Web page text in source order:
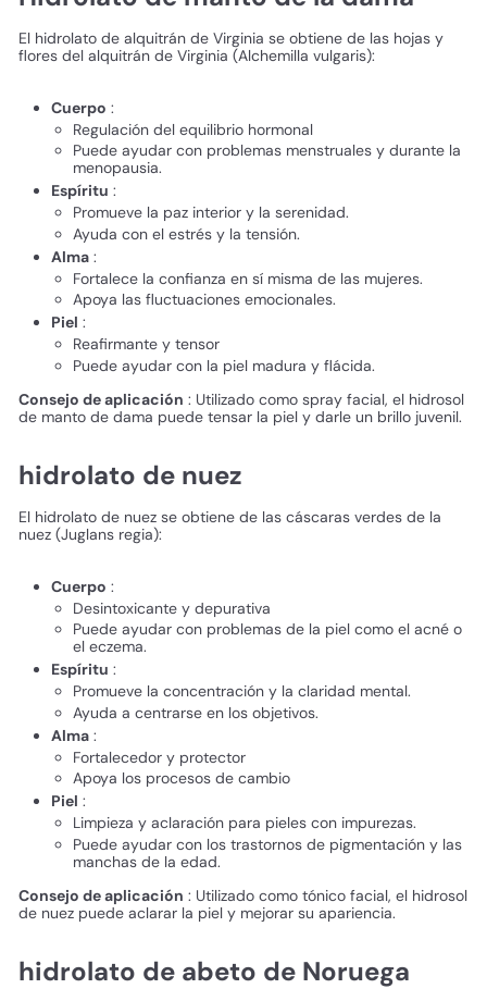
El hidrolato de alquitrán de Virginia se obtiene de las hojas y
flores del alquitrán de Virginia (Alchemilla vulgaris):
Cuerpo :
Regulación del equilibrio hormonal
Puede ayudar con problemas menstruales y durante la
menopausia.
Espíritu :
Promueve la paz interior y la serenidad.
Ayuda con el estrés y la tensión.
Alma :
Fortalece la confianza en sí misma de las mujeres.
Apoya las fluctuaciones emocionales.
Piel :
Reafirmante y tensor
Puede ayudar con la piel madura y flácida.
Consejo de aplicación : Utilizado como spray facial, el hidrosol
de manto de dama puede tensar la piel y darle un brillo juvenil.
hidrolato de nuez
El hidrolato de nuez se obtiene de las cáscaras verdes de la
nuez (Juglans regia):
Cuerpo :
Desintoxicante y depurativa
Puede ayudar con problemas de la piel como el acné o
el eczema.
Espíritu :
Promueve la concentración y la claridad mental.
Ayuda a centrarse en los objetivos.
Alma :
Fortalecedor y protector
Apoya los procesos de cambio
Piel :
Limpieza y aclaración para pieles con impurezas.
Puede ayudar con los trastornos de pigmentación y las
manchas de la edad.
Consejo de aplicación : Utilizado como tónico facial, el hidrosol
de nuez puede aclarar la piel y mejorar su apariencia.
hidrolato de abeto de Noruega